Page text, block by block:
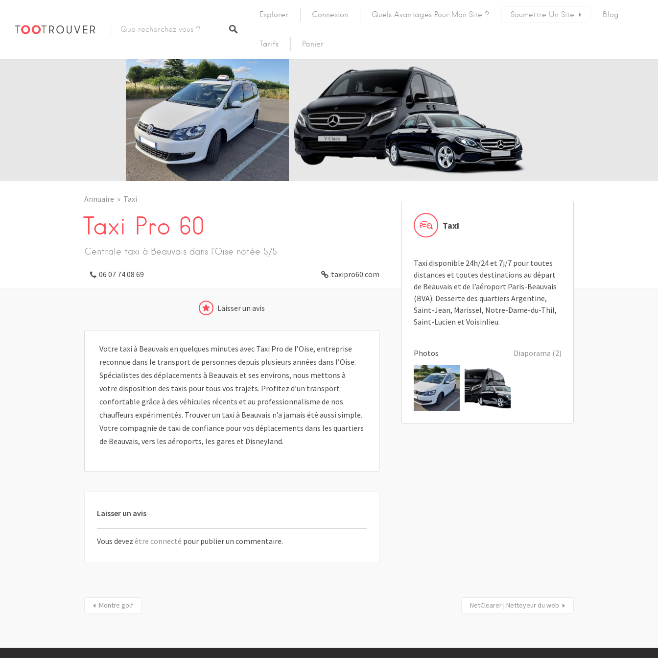
Explorer Connexion Quels Avantages Pour Mon Site ? Soumettre Un Site Blog
Tarifs Panier
Annuaire Taxi
Taxi Pro 60
Centrale taxi à Beauvais dans l'Oise notée 5/5
06 07 74 08 69 taxipro60.com
Laisser un avis
Votre taxi à Beauvais en quelques minutes avec Taxi Pro de l’Oise, entreprise
reconnue dans le transport de personnes depuis plusieurs années dans l’Oise.
Spécialistes des déplacements à Beauvais et ses environs, nous mettons à
votre disposition des taxis pour tous vos trajets. Profitez d’un transport
confortable grâce à des véhicules récents et au professionnalisme de nos
chauffeurs expérimentés. Trouver un taxi à Beauvais n’a jamais été aussi simple.
Votre compagnie de taxi de confiance pour vos déplacements dans les quartiers
de Beauvais, vers les aéroports, les gares et Disneyland.
Laisser un avis
Vous devez être connecté pour publier un commentaire.
Taxi
Taxi disponible 24h/24 et 7j/7 pour toutes
distances et toutes destinations au départ
de Beauvais et de l’aéroport Paris-Beauvais
(BVA). Desserte des quartiers Argentine,
Saint-Jean, Marissel, Notre-Dame-du-Thil,
Saint-Lucien et Voisinlieu.
Photos Diaporama (2)
Montre golf NetClearer | Nettoyeur du web